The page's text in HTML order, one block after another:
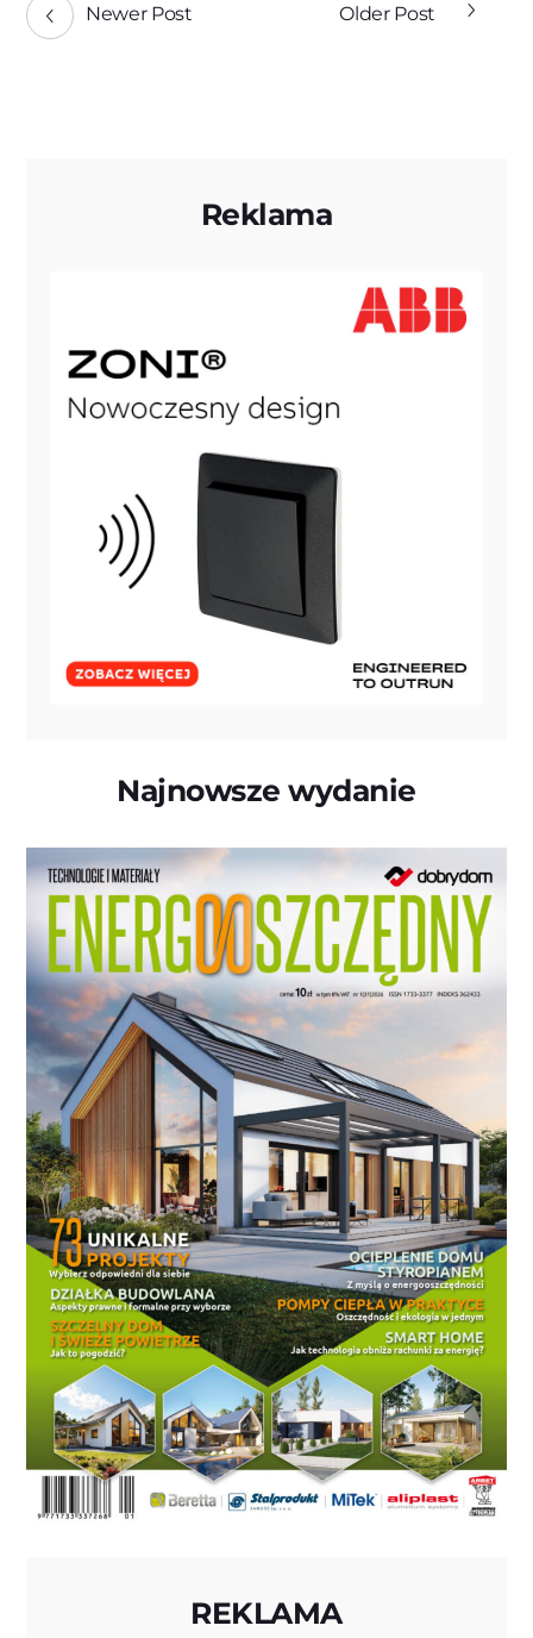
Newer Post Older Post
Reklama
Najnowsze wydanie
REKLAMA